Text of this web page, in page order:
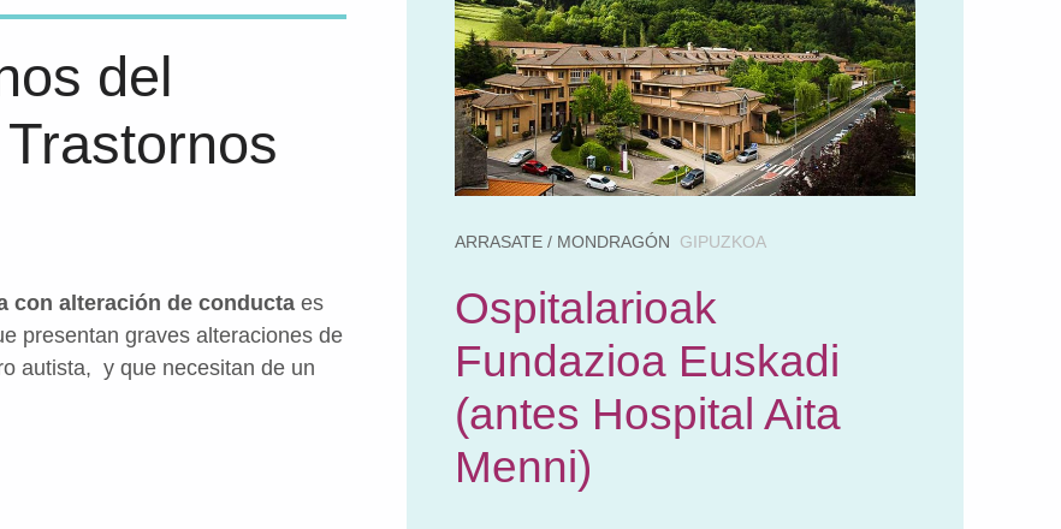
del
con alteración de conductaes
presentan graves alteraciones de
autista, y que necesitan de un
ARRASATE / MONDRAGÓN GIPUZKOA
Ospitalarioak
Fundazioa Euskadi
(antes Hospital Aita
Menni)